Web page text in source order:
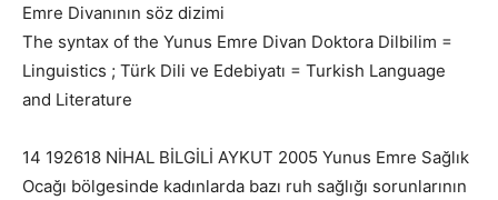
Emre Divanının söz dizimi
The syntax of the Yunus Emre Divan Doktora Dilbilim =
Linguistics ; Türk Dili ve Edebiyatı = Turkish Language
and Literature
14 192618 NİHAL BİLGİLİ AYKUT 2005 Yunus Emre Sağlık
Ocağı bölgesinde kadınlarda bazı ruh sağlığı sorunlarının